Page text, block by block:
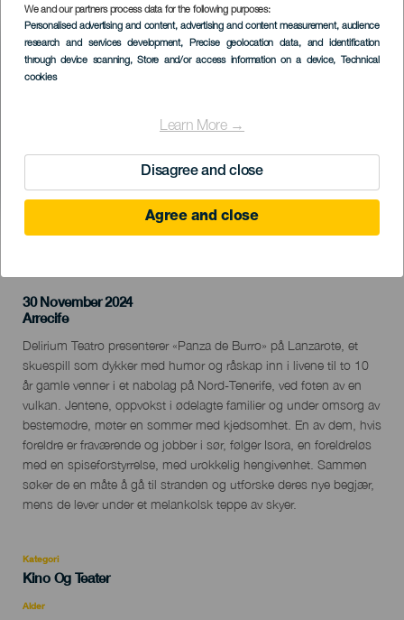
We and our partners process data for the following purposes:
Personalised advertising and content, advertising and content measurement, audience
research and services development, Precise geolocation data, and identification
through device scanning, Store and/or access information on a device, Technical
cookies
Learn More →
Disagree and close
Agree and close
Imagen
Listado
30 November 2024
Localidad
Arrecife
Descripción
del
evento
Delirium Teatro presenterer «Panza de Burro» på Lanzarote, et
skuespill som dykker med humor og råskap inn i livene til to 10
år gamle venner i et nabolag på Nord-Tenerife, ved foten av en
vulkan. Jentene, oppvokst i ødelagte familier og under omsorg av
bestemødre, møter en sommer med kjedsomhet. En av dem, hvis
foreldre er fraværende og jobber i sør, følger Isora, en foreldreløs
med en spiseforstyrrelse, med urokkelig hengivenhet. Sammen
søker de en måte å gå til stranden og utforske deres nye begjær,
mens de lever under et melankolsk teppe av skyer.
Kategori
Categoría
evento
Kino Og Teater
Alder